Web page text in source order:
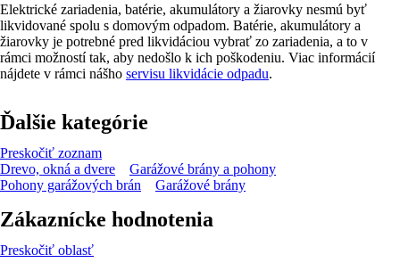
Elektrické zariadenia, batérie, akumulátory a žiarovky nesmú byť
likvidované spolu s domovým odpadom. Batérie, akumulátory a
žiarovky je potrebné pred likvidáciou vybrať zo zariadenia, a to v
rámci možností tak, aby nedošlo k ich poškodeniu. Viac informácií
nájdete v rámci nášho servisu likvidácie odpadu.
Ďalšie kategórie
Preskočiť zoznam
Drevo, okná a dvere
Garážové brány a pohony
Pohony garážových brán
Garážové brány
Zákaznícke hodnotenia
Preskočiť oblasť